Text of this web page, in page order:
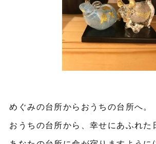
めぐみの台所からおうちの台所へ。
おうちの台所から、幸せにあふれた